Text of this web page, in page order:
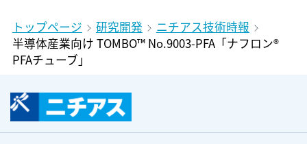
トップページ 研究開発
ニチアス技術時報
半導体産業向け TOMBO™ No.9003-PFA「ナフロン®
PFAチューブ」